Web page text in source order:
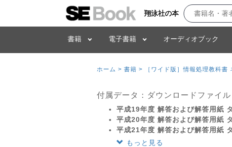
翔泳社の本
書籍 電子書籍 オーディオブック
ホーム > 書籍 > ［ワイド版］情報処理教科
付属データ：ダウンロードファイル
平成19年度 解答および解答用紙
平成20年度 解答および解答用紙
平成21年度 解答および解答用紙
もっと見る